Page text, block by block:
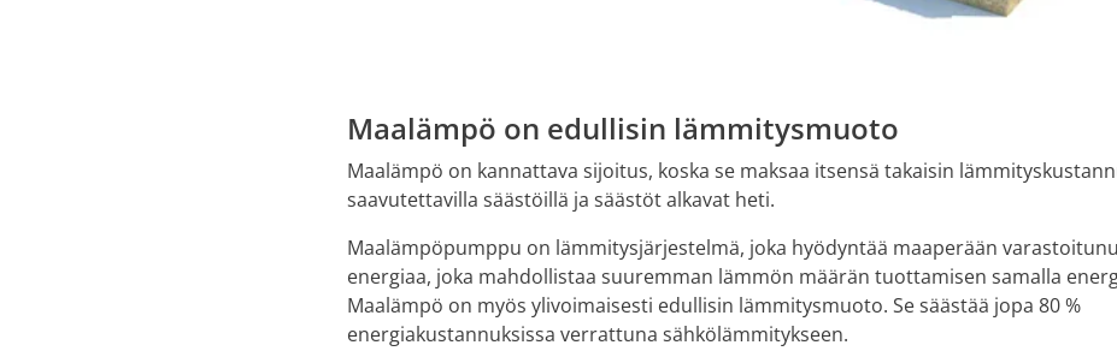
Maalämpö on edullisin lämmitysmuoto
Maalämpö on kannattava sijoitus, koska se maksaa itsensä takaisin
saavutettavilla säästöillä ja säästöt alkavat heti.
Maalämpöpumppu on lämmitysjärjestelmä, joka hyödyntää maaperään
energiaa, joka mahdollistaa suuremman lämmön määrän tuottamisen samalla
Maalämpö on myös ylivoimaisesti edullisin lämmitysmuoto. Se säästää jopa 80 %
energiakustannuksissa verrattuna sähkölämmitykseen.